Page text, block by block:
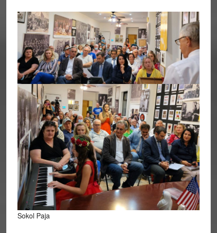
Sokol Paja